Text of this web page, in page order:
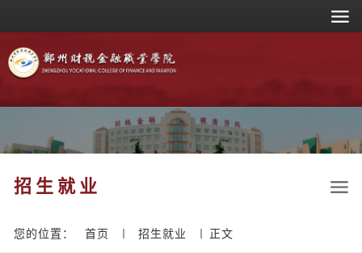
招生就业
您的位置： 首页 招生就业 正文